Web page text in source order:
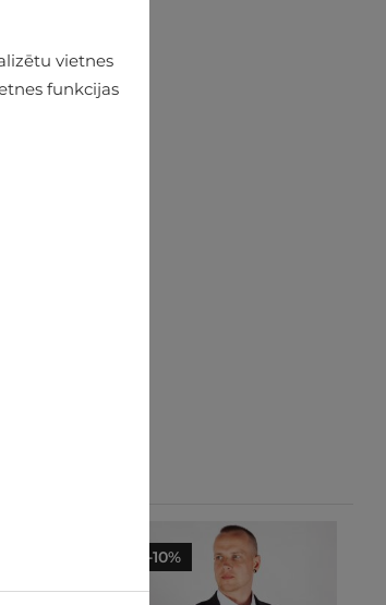
-10%
vietnes
funkcijas